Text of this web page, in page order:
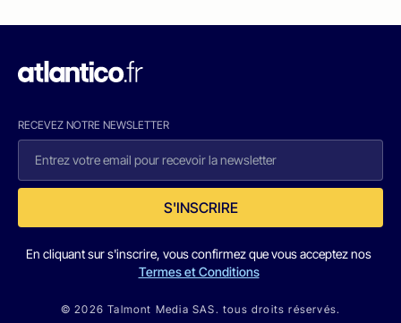
RECEVEZ NOTRE NEWSLETTER
S'INSCRIRE
En cliquant sur s'inscrire, vous confirmez que vous acceptez nos
Termes et Conditions
© 2026 Talmont Media SAS. tous droits réservés.